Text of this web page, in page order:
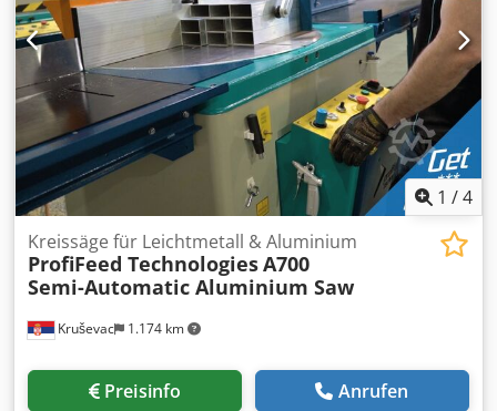
1 /4
Kruševac 1.174 km
Kreissäge für Leichtmetall & Aluminium
ProfiFeed TechnologiesA700
Semi-Automatic Aluminium Saw
Preisinfo Anrufen